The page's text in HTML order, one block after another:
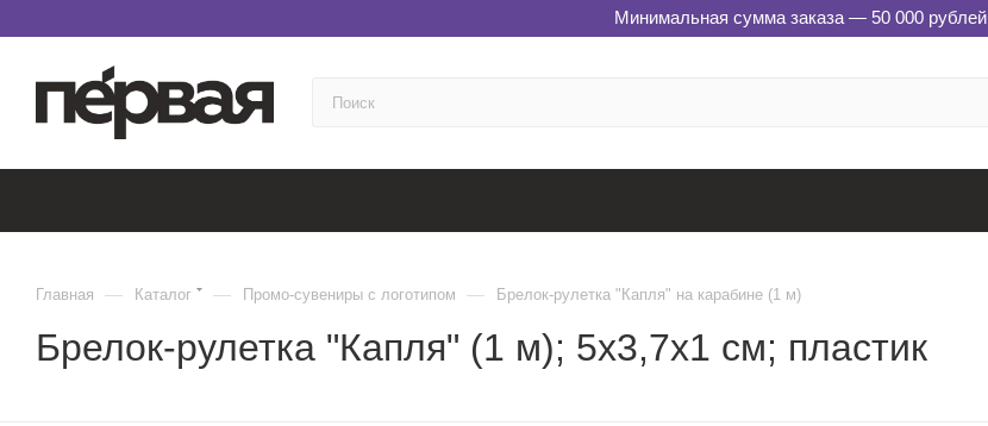
Минимальная сумма заказа — 50 000 рублей
Главная — Каталог — Промо-сувениры с логотипом — Брелок-рулетка "Капля" на карабине (1 м)
Брелок-рулетка "Капля" (1 м); 5х3,7х1 см; пластик